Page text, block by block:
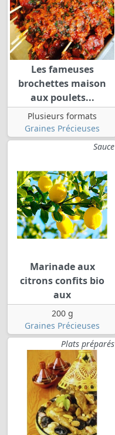
Les fameuses
brochettes maison
aux poulets...
Plusieurs formats
Graines Précieuses
Sauce
Marinade aux
citrons confits bio
aux
200 g
Graines Précieuses
Plats préparés